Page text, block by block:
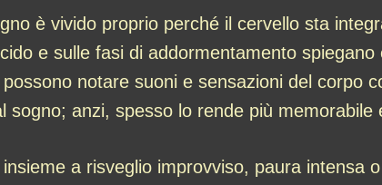
è vivido proprio perché il cervello sta
e sulle fasi di addormentamento
notare suoni e sensazioni del corpo
sogno; anzi, spesso lo rende più memorabile
a risveglio improvviso, paura intensa